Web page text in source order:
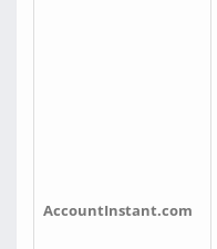
AccountInstant.com